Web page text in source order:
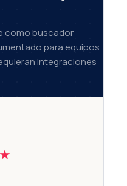
como buscador
para equipos
integraciones